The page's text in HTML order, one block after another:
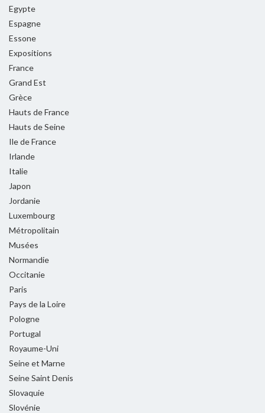
Egypte
Espagne
Essone
Expositions
France
Grand Est
Grèce
Hauts de France
Hauts de Seine
Ile de France
Irlande
Italie
Japon
Jordanie
Luxembourg
Métropolitain
Musées
Normandie
Occitanie
Paris
Pays de la Loire
Pologne
Portugal
Royaume-Uni
Seine et Marne
Seine Saint Denis
Slovaquie
Slovénie